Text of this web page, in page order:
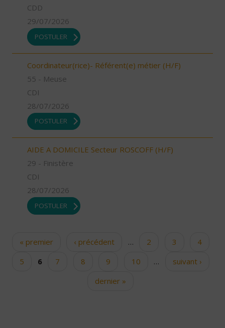
CDD
29/07/2026
POSTULER
Coordinateur(rice)- Référent(e) métier (H/F)
55 - Meuse
CDI
28/07/2026
POSTULER
AIDE A DOMICILE Secteur ROSCOFF (H/F)
29 - Finistère
CDI
28/07/2026
POSTULER
Pages« premier ‹ précédent … 2 3
4
5
6 7 8 9 10 …
suivant ›
dernier »